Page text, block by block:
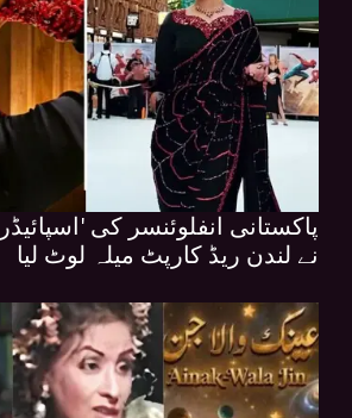
پاکستانی انفلوئنسر کی
نے لندن ریڈ کارپٹ میلہ لوٹ لیا